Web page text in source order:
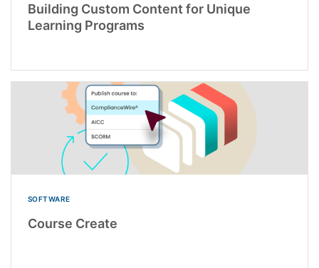
Building Custom Content for Unique
Learning Programs
SOFTWARE
Course Create